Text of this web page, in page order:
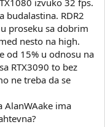
RDR2
proseku sa dobrim
nesto na high.
od 15% u odnosu na
RTX3090 to bez
ne treba da se
AlanWAake ima